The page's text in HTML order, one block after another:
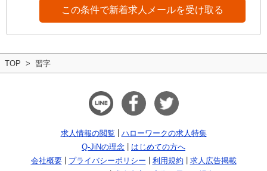
この条件で新着求人メールを受け取る
TOP 習字
求人情報の閲覧
ハローワークの求人特集
Q-JiNの理念
はじめての方へ
会社概要
プライバシーポリシー 利用規約
求人広告掲載